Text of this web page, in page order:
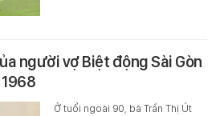
người vợ Biệt động Sài Gòn
Ở tuổi ngoài 90, bà Trần Thị Út